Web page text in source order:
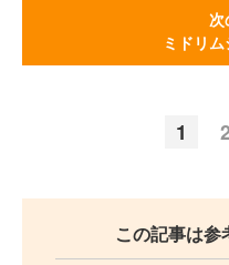
次
ミドリ
1 2
この記事は参